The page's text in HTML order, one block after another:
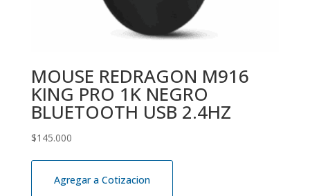
MOUSE REDRAGON M916
KING PRO 1K NEGRO
BLUETOOTH USB 2.4HZ
$145.000
Agregar a Cotizacion